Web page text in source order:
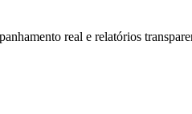
real e relatórios